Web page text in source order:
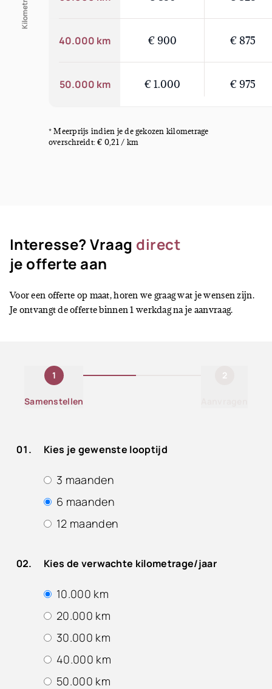
40.000 km € 900 € 875
50.000 km € 1.000 € 975
* Meerprijs indien je de gekozen kilometrage
overschreidt: € 0,21 / km
Interesse? Vraag direct
je offerte aan
Voor een offerte op maat, horen we graag wat je wensen zijn.
Je ontvangt de offerte binnen 1 werkdag na je aanvraag.
1
Samenstellen
2
Kies je gewenste looptijd
3 maanden
6 maanden
12 maanden
Kies de verwachte kilometrage/jaar
10.000 km
20.000 km
30.000 km
40.000 km
50.000 km